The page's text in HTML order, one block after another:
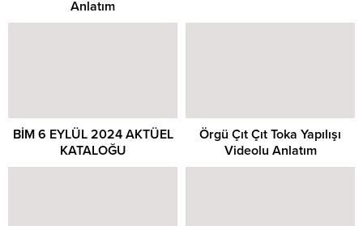
Anlatım
BİM 6 EYLÜL 2024 AKTÜEL
KATALOĞU
Örgü Çıt Çıt Toka Yapılışı
Videolu Anlatım